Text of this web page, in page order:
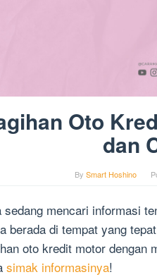
Oto
dan
By Smart Hoshino
sedang mencari informasi
berada di tempat yang
oto kredit motor dengan
simak informasinya!